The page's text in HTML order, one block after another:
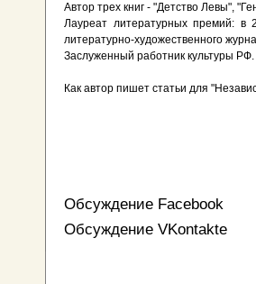
Автор трех книг - "Детство Левы",
Лауреат литературных премий: в
литературно-художественного
Заслуженный работник культуры РФ.
Как автор пишет статьи для
Обсуждение Facebook
Обсуждение VKontakte